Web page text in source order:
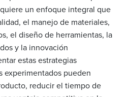
un enfoque integral que
el manejo de materiales,
el diseño de herramientas, la
y la innovación
estas estrategias
experimentados pueden
reducir el tiempo de